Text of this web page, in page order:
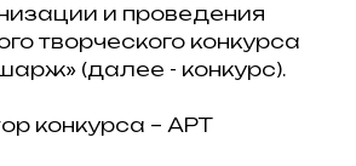
и проведения
творческого конкурса
(далее - конкурс).
конкурса – АРТ